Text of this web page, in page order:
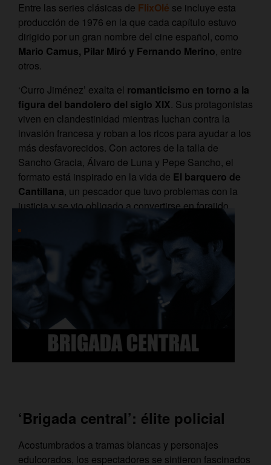
Entre las series clásicas de FlixOlé se incluye esta
producción de 1976 en la que cada capítulo estuvo
dirigido por un gran nombre del cine español, como
Mario Camus, Pilar Miró y Fernando Merino, entre
otros.
‘Curro Jiménez’ exalta el romanticismo en torno a la
figura del bandolero del siglo XIX. Sus protagonistas
viven en clandestinidad mientras luchan contra la
invasión francesa y roban a los ricos para ayudar a los
más desfavorecidos. Con actores de la talla de
Sancho Gracia, Álvaro de Luna y Pepe Sancho, el
formato está inspirado en la vida de El barquero de
Cantillana, un pescador que tuvo problemas con la
justicia y se vio obligado a convertirse en forajido.
‘Brigada central’: élite policial
Acostumbrados a tramas blancas y personajes
edulcorados, los espectadores se sintieron fascinados